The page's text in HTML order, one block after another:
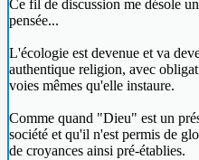
Ce fil de discussion me désole
pensée...
L'écologie est devenue et va
authentique religion, avec
voies mêmes qu'elle instaure.
Comme quand "Dieu" est un
société et qu'il n'est permis de
de croyances ainsi pré-établies.